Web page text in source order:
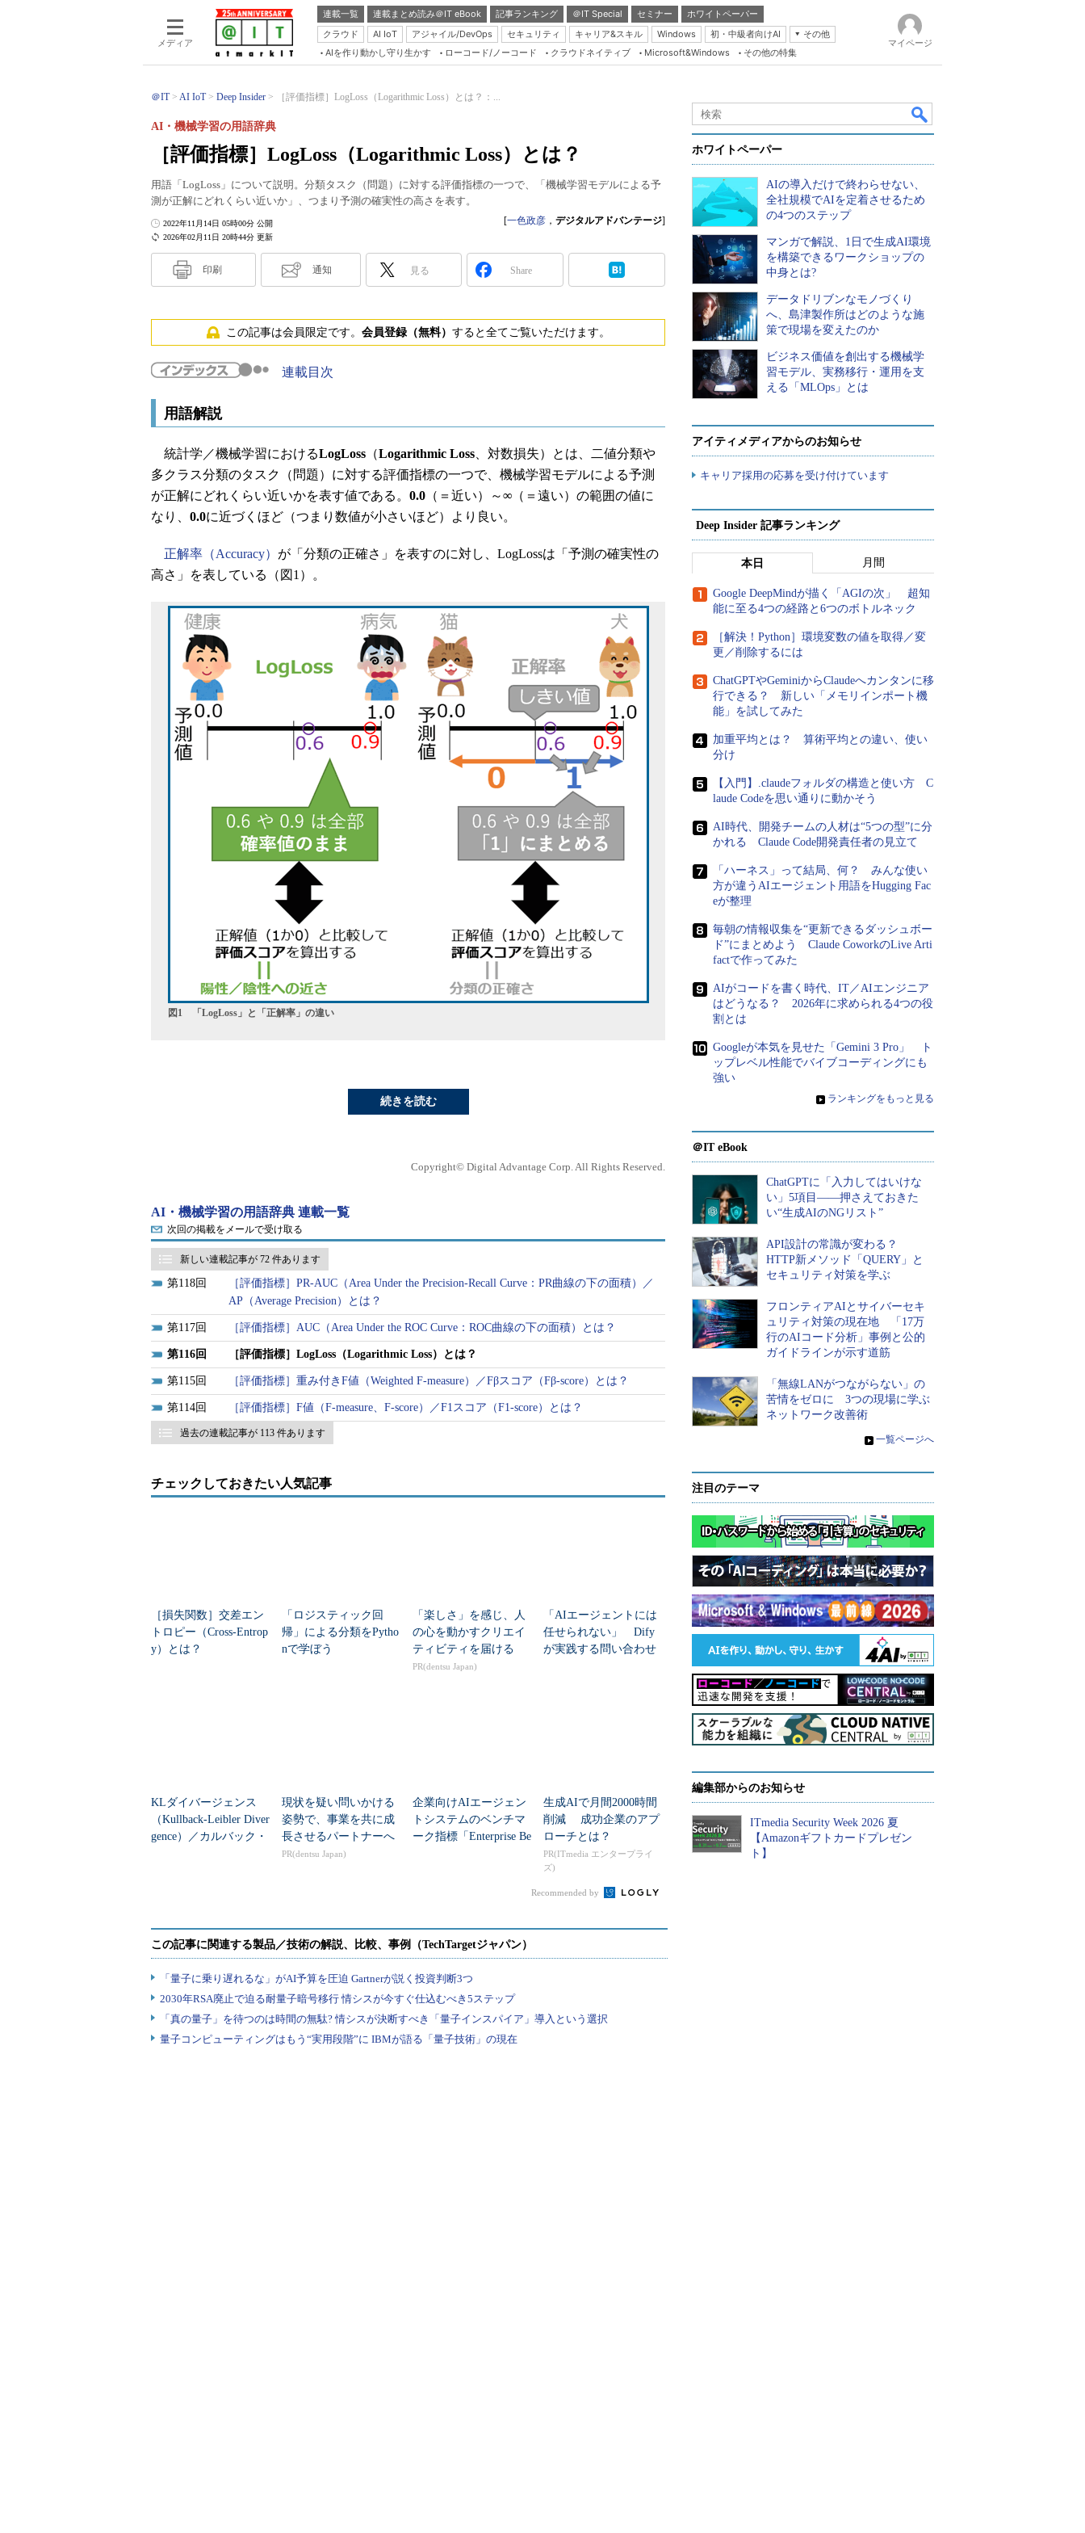
メディア
連載一覧 連載まとめ読み＠IT eBook 記事ランキング ＠IT Special セミナー
ホワイトペーパー
クラウド
AI IoT アジャイル/DevOps セキュリティ キャリア&スキル Windows 初・中級者向けAI
その他
Server & Storage
Database Expert
Linux ＆ OSS
Master of IP Network
Security & Trust
Insider.NET
ブログ
AIを作り動かし守り生かす ローコード/ノーコード クラウドネイティブ Microsoft&Windows その他の特集
マイページ
＠IT AI IoT Deep Insider ［評価指標］LogLoss（Logarithmic Loss）とは？：...
［評価指標］LogLoss（Logarithmic Loss）とは？
AI・機械学習の用語辞典
用語「LogLoss」について説明。分類タスク（問題）に対する評価指標の一つで、「機械学習モデルによる予
測が正解にどれくらい近いか」、つまり予測の確実性の高さを表す。
2026年02月11日 20時44分 更新
2022年11月14日 05時00分 公開 [一色政彦 ， デジタルアドバンテージ]
印刷 通知 見る Share
この記事は会員限定です。 会員登録（無料） すると全てご覧いただけます。
連載目次
用語解説
統計学／機械学習におけるLogLoss （Logarithmic Loss 、対数損失）とは、二値分類や
多クラス分類のタスク（問題）に対する評価指標の一つで、機械学習モデルによる予測
が正解にどれくらい近いかを表す値である。 0.0 （＝近い）～∞ （＝遠い）の範囲の値に
なり、 0.0に近づくほど（つまり数値が小さいほど）より良い。
正解率（Accuracy） が「分類の正確さ」を表すのに対し、LogLossは「予測の確実性の
高さ」を表している（図1）。
図1 「LogLoss」と「正解率」の違い
続きを読む
Copyright© Digital Advantage Corp. All Rights Reserved.
AI・機械学習の用語辞典 連載一覧
次回の掲載をメールで受け取る
新しい連載記事が 72 件あります
118
［評価指標］PR-AUC（Area Under the Precision-Recall Curve：PR曲線の下の面積）／
AP（Average Precision）とは？
117 ［評価指標］AUC（Area Under the ROC Curve：ROC曲線の下の面積）とは？
116 ［評価指標］LogLoss（Logarithmic Loss）とは？
115 ［評価指標］重み付きF値（Weighted F-measure）／Fβスコア（Fβ-score）とは？
114 ［評価指標］F値（F-measure、F-score）／F1スコア（F1-score）とは？
過去の連載記事が 113 件あります
チェックしておきたい人気記事
［損失関数］交差エン
トロピー（Cross-Entrop
y）とは？
「ロジスティック回
帰」による分類をPytho
nで学ぼう
「楽しさ」を感じ、人
の心を動かすクリエイ
ティビティを届ける
PR(dentsu Japan)
「AIエージェントには
任せられない」 Dify
が実践する問い合わせ
KLダイバージェンス
（Kullback-Leibler Diver
gence）／カルバック・
現状を疑い問いかける
姿勢で、事業を共に成
長させるパートナーへ
PR(dentsu Japan)
企業向けAIエージェン
トシステムのベンチマ
ーク指標「Enterprise Be
生成AIで月間2000時間
削減 成功企業のアプ
ローチとは？
PR(ITmedia エンタープライ
ズ)
Recommended by
ホワイトペーパー
AIの導入だけで終わらせない、
全社規模でAIを定着させるため
の4つのステップ
マンガで解説、1日で生成AI環境
を構築できるワークショップの
中身とは?
データドリブンなモノづくり
へ、島津製作所はどのような施
策で現場を変えたのか
ビジネス価値を創出する機械学
習モデル、実務移行・運用を支
える「MLOps」とは
アイティメディアからのお知らせ
キャリア採用の応募を受け付けています
Deep Insider 記事ランキング
本日 月間
Google DeepMindが描く「AGIの次」 超知
能に至る4つの経路と6つのボトルネック
［解決！Python］環境変数の値を取得／変
更／削除するには
ChatGPTやGeminiからClaudeへカンタンに移
行できる？ 新しい「メモリインポート機
能」を試してみた
加重平均とは？ 算術平均との違い、使い
分け
【入門】.claudeフォルダの構造と使い方 C
laude Codeを思い通りに動かそう
AI時代、開発チームの人材は“5つの型”に分
かれる Claude Code開発責任者の見立て
「ハーネス」って結局、何？ みんな使い
方が違うAIエージェント用語をHugging Fac
eが整理
毎朝の情報収集を“更新できるダッシュボー
ド”にまとめよう Claude CoworkのLive Arti
factで作ってみた
AIがコードを書く時代、IT／AIエンジニア
はどうなる？ 2026年に求められる4つの役
割とは
Googleが本気を見せた「Gemini 3 Pro」 ト
ップレベル性能でバイブコーディングにも
強い
» ランキングをもっと見る
＠IT eBook
ChatGPTに「入力してはいけな
い」5項目――押さえておきた
い“生成AIのNGリスト”
API設計の常識が変わる？
HTTP新メソッド「QUERY」と
セキュリティ対策を学ぶ
フロンティアAIとサイバーセキ
ュリティ対策の現在地 「17万
行のAIコード分析」事例と公的
ガイドラインが示す道筋
「無線LANがつながらない」の
苦情をゼロに 3つの現場に学ぶ
ネットワーク改善術
» 一覧ページへ
注目のテーマ
編集部からのお知らせ
ITmedia Security Week 2026 夏
【Amazonギフトカードプレゼン
ト】